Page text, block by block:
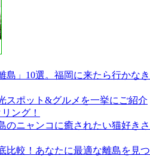
島」10選。福岡に来たら行かなき
スポット&グルメを一挙にご紹介
ング！
のニャンコに癒されたい猫好きさ
比較！あなたに最適な離島を見つ